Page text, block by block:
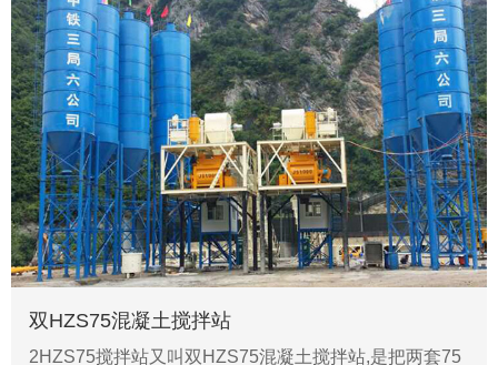
双HZS75混凝土搅拌站
2HZS75搅拌站又叫双HZS75混凝土搅拌站,是把两套75